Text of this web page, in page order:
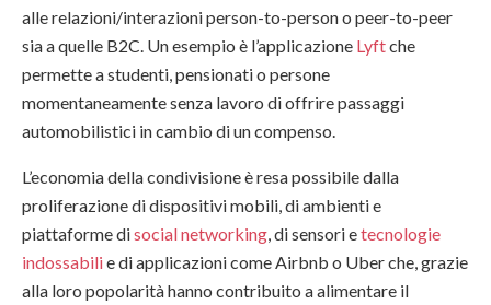
alle relazioni/interazioni person-to-person o peer-to-peer
sia a quelle B2C. Un esempio è l’applicazione Lyftche
permette a studenti, pensionati o persone
momentaneamente senza lavoro di offrire passaggi
automobilistici in cambio di un compenso.
L’economia della condivisione è resa possibile dalla
proliferazione di dispositivi mobili, di ambienti e
piattaforme disocial networking, di sensori etecnologie
indossabilie di applicazioni come Airbnb o Uber che, grazie
alla loro popolarità hanno contribuito a alimentare il